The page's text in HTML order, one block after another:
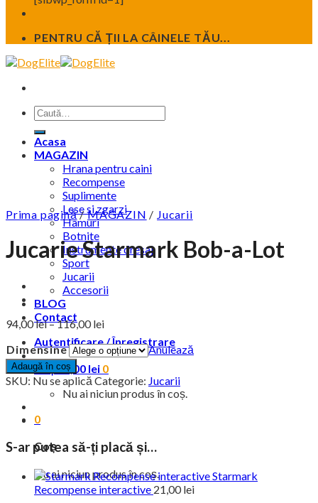
PENTRU CĂ ȚII LA CÂINELE TĂU...
Caută
după:
Acasa
MAGAZIN
Hrana pentru caini
Recompense
Suplimente
Lese si zgarzi
Hamuri
Botnite
Instrumente dresaj
Sport
Jucarii
Accesorii
BLOG
Contact
Autentificare / Înregistrare
Coș /0,00 lei 0
Nu ai niciun produs în coș.
0
Coș
Nu ai niciun produs în coș.
Prima pagină / MAGAZIN / Jucarii
Jucarie Starmark Bob-a-Lot
94,00lei–116,00leiInterval
de
prețuri:
94,00 lei
până
la
Dimensine Anulează
Adaugă în coș
SKU: Nu se aplică Categorie: Jucarii
S-ar putea să-ți placă și…
Starmark
Recompense interactive 21,00lei